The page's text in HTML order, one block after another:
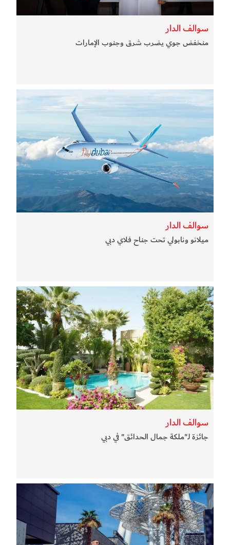
سوالف الدار
منخفض جوي يضرب شرق وجنوب الإمارات
سوالف الدار
ميلانو ونابولي تحت جناح فلاي دبي
سوالف الدار
جائزة لـ"ملكة جمال الحدائق" في دبي